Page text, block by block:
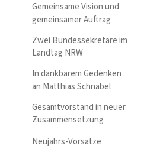
Gemeinsame Vision und
gemeinsamer Auftrag
Zwei Bundessekretäre im
Landtag NRW
In dankbarem Gedenken
an Matthias Schnabel
Gesamtvorstand in neuer
Zusammensetzung
Neujahrs-Vorsätze